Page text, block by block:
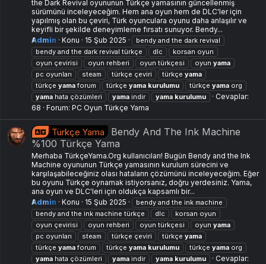
the Dark Revival oyununun Türkçe yamasının güncellenmiş
sürümünü inceleyeceğim. Hem ana oyun hem de DLC'ler için
yapılmış olan bu çeviri, Türk oyunculara oyunu daha anlaşılır ve
keyifli bir şekilde deneyimleme fırsatı sunuyor. Bendy...
Admin
Konu 15 Şub 2025
bendy and the dark revival
bendy and the dark revival türkçe
dlc
korsan oyun
oyun çevirisi
oyun rehberi oyun türkçesi oyun yama
pc oyunları
steam türkçe çeviri türkçe yama
türkçe yamaforum türkçe yama kurulumu türkçe yama org
yama hata çözümleri yama i̇ndir yama kurulumu
Cevaplar:
68
Forum: PC Oyun Türkçe Yama
Türkçe Yama
Bendy And The Ink Machine
%100 Türkçe Yama
Merhaba TürkçeYama.Org kullanıcıları! Bugün Bendy and the Ink
Machine oyununun Türkçe yamasının kurulum sürecini ve
karşılaşabileceğiniz olası hataların çözümünü inceleyeceğim. Eğer
bu oyunu Türkçe oynamak istiyorsanız, doğru yerdesiniz. Yama,
ana oyun ve DLC'leri için oldukça kapsamlı bir...
Admin
Konu 15 Şub 2025
bendy and the ink machine
bendy and the ink machine türkçe
dlc
korsan oyun
oyun çevirisi
oyun rehberi oyun türkçesi oyun yama
pc oyunları
steam türkçe çeviri türkçe yama
türkçe yamaforum türkçe yama kurulumu türkçe yama org
yama hata çözümleri yama i̇ndir yama kurulumu
Cevaplar: